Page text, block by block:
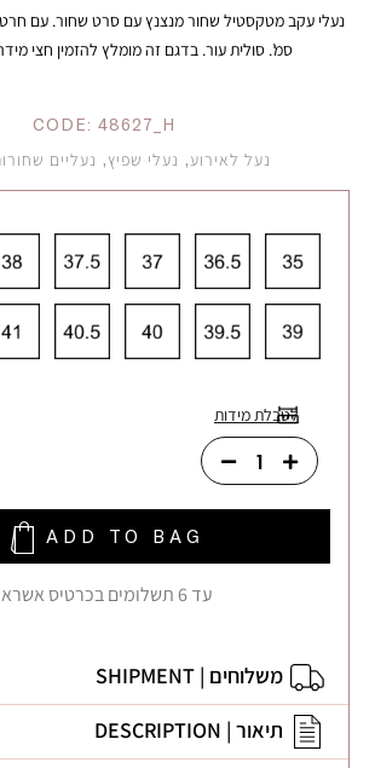
סמ’. סולית עור. בדגם זה מומלץ להזמין חצי
CODE: 48627_H
נעל לאירוע, נעלי שפיץ, נעליים
לטבלת מידות
ADD TO BAG
עד 6 תשלומים בכרטיס אשראי
משלוחים | SHIPMENT
תיאור | DESCRIPTION